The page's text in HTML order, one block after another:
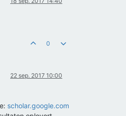
0
22 sep. 2017 10:00
scholar.google.com